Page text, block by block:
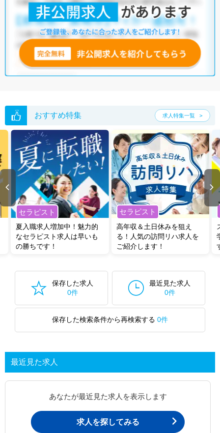
おすすめ特集 求人特集一覧
セラピスト
夏入職求人増加中！魅力的
なセラピスト求人は早いも
の勝ちです！
セラピスト
高年収＆土日休みを狙え
る！人気の訪問リハ求人を
ご紹介します！
保存した求人
0件
最近見た求人
0件
保存した検索条件から再検索する 0件
最近見た求人
あなたが最近見た求人を表示します
求人を探してみる